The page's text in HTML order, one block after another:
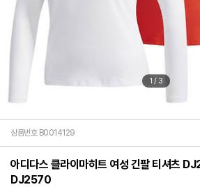
1 / 3
상품번호 B0014129
아디다스 클라이마히트 여성 긴팔 티셔츠
DJ2570